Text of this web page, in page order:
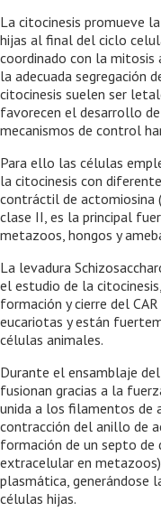
La citocinesis promueve
hijas al final del ciclo
coordinado con la
la adecuada segregación
citocinesis suelen ser
favorecen el desarrollo
mecanismos de control
Para ello las células
la citocinesis con
contráctil de actomiosina
clase II, es la principal
metazoos, hongos y
La levadura
el estudio de la
formación y cierre del
eucariotas y están
células animales.
Durante el ensamblaje
fusionan gracias a la
unida a los filamentos de
contracción del anillo de
formación de un septo
extracelular en
plasmática, generándose
células hijas.